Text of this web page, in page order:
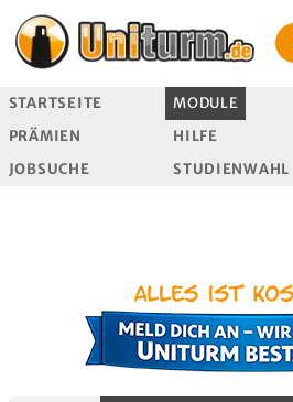
STARTSEITE MODULE
PRÄMIEN
HILFE
JOBSUCHE
STUDIENWAHL